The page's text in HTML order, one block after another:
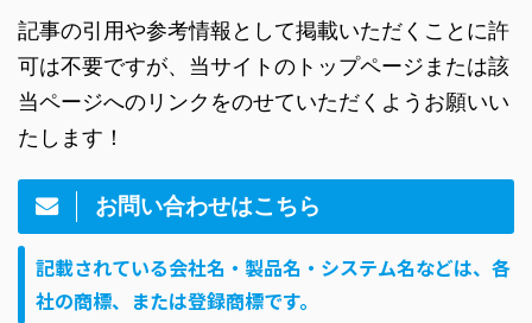
記事の引用や参考情報として掲載いただくことに許
可は不要ですが、当サイトのトップページまたは該
当ページへのリンクをのせていただくようお願いい
たします！
お問い合わせはこちら
記載されている会社名・製品名・システム名などは、各
社の商標、または登録商標です。